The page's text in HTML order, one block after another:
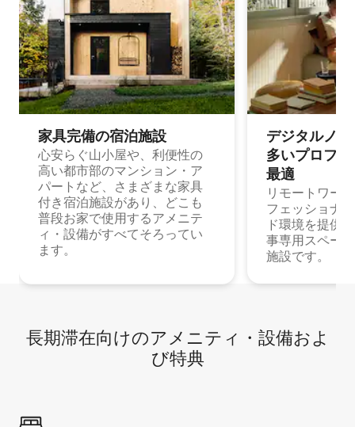
家具完備の宿⁠泊⁠施⁠設
心安らぐ山小屋や、利便性の
高い都市部のマンション・ア
パートなど、さまざまな家具
付き宿泊施設があり、どこも
普段お家で使用するアメニテ
ィ・設備がすべてそろってい
ます。
デジタルノ
多⁠いプ⁠ロ⁠フ⁠
最⁠適
リモートワー
フェッショナ
ド環境を提供
事専用スペー
施設です。
長期滞在向け⁠のア⁠メ⁠ニ⁠テ⁠ィ⁠・設⁠備⁠およ
び特⁠典